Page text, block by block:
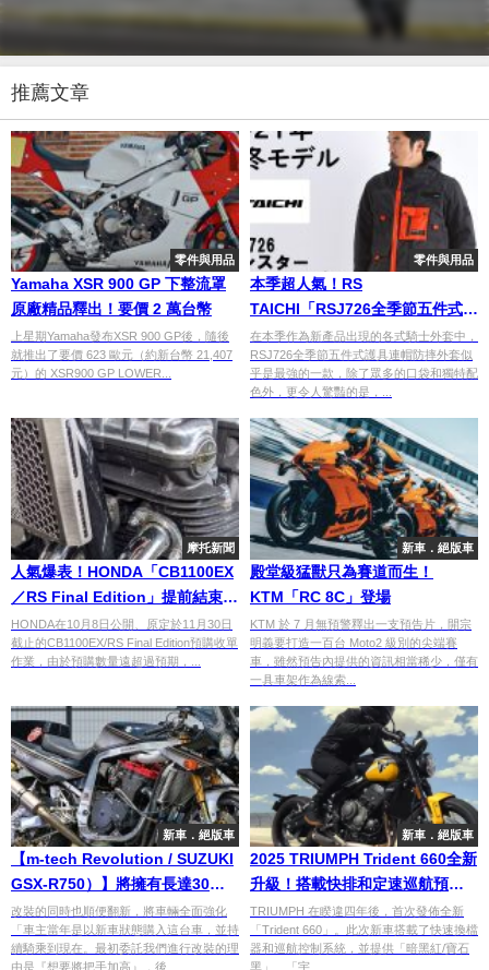
推薦文章
零件與用品
Yamaha XSR 900 GP 下整流罩
原廠精品釋出！要價 2 萬台幣
上星期Yamaha發布XSR 900 GP後，隨後
就推出了要價 623 歐元（約新台幣 21,407
元）的 XSR900 GP LOWER...
零件與用品
本季超人氣！RS
TAICHI「RSJ726全季節五件式護
具連帽防摔外套」
在本季作為新產品出現的各式騎士外套中，
RSJ726全季節五件式護具連帽防摔外套似
乎是最強的一款，除了眾多的口袋和獨特配
色外，更令人驚豔的是，...
摩托新聞
人氣爆表！HONDA「CB1100EX
／RS Final Edition」提前結束預
購
HONDA在10月8日公開、原定於11月30日
截止的CB1100EX/RS Final Edition預購收單
作業，由於預購數量遠超過預期，...
新車．絕版車
殿堂級猛獸只為賽道而生！
KTM「RC 8C」登場
KTM 於 7 月無預警釋出一支預告片，開宗
明義要打造一百台 Moto2 級別的尖端賽
車，雖然預告內提供的資訊相當稀少，僅有
一具車架作為線索...
新車．絕版車
【m-tech Revolution / SUZUKI
GSX-R750）】將擁有長達30年
的愛車，以理性手法進行強化
【美車鑑賞】
改裝的同時也順便翻新，將車輛全面強化
「車主當年是以新車狀態購入這台車，並持
續騎乘到現在。最初委託我們進行改裝的理
由是『想要將把手加高』，後...
新車．絕版車
2025 TRIUMPH Trident 660全新
升級！搭載快排和定速巡航預計
年底登場
TRIUMPH 在睽違四年後，首次發佈全新
「Trident 660」。此次新車搭載了快速換檔
器和巡航控制系統，並提供「暗黑紅/寶石
黑」、「宇...